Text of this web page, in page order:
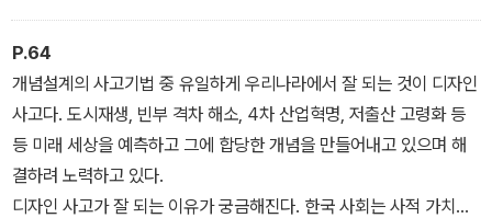
데 이르지 못하고 있다.
정신세계, 즉 생각을 바꿔야 한다. 모방이나 기존의 개념을 따르는 노
예적 생각으로 개념설계를 제대로 할 수는 없다. 어떻게 생각을 바꿀
까? 먼저 과거의 지배를 받는 머리를 망치로 쳐야 하고, 새로운 개념
설계를 하는 사고기법을 이해해야 하며, 그런 연후에 시대성을 읽어
내는 촉을 세워야 한다.
P.64
개념설계의 사고기법 중 유일하게 우리나라에서 잘 되는 것이 디자인
사고다. 도시재생, 빈부 격차 해소, 4차 산업혁명, 저출산 고령화 등
등 미래 세상을 예측하고 그에 합당한 개념을 만들어내고 있으며 해
결하려 노력하고 있다.
디자인 사고가 잘 되는 이유가 궁금해진다. 한국 사회는 사적 가치보